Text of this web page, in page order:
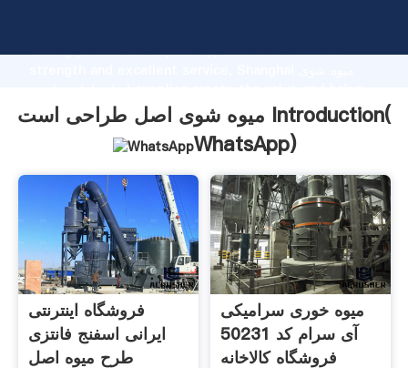
strong production capability, advanced research
values to all of customers.
میوه شوی اصل طراحی است Introduction(
WhatsApp)
فروشگاه اینترنتی
ایرانی اسفنج فانتزی
طرح میوه اصل
میوه خوری سرامیکی
آی سرام کد 50231
فروشگاه کالاخانه